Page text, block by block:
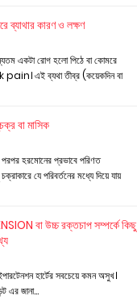
ব্যাথার কারণ ও লক্ষণ
একটা রোগ হলো পিঠে বা কোমরে
pain। এই ব্যথা তীব্র (কয়েকদিন বা
বা মাসিক
পরপর হরমোনের প্রভাবে পরিণত
যে পরিবর্তনের মধ্যে দিয়ে যায়
বা উচ্চ রক্তচাপ সম্পর্কে কিছু
হার্টের সবচেয়ে কমন অসুখ।
এর জানা…